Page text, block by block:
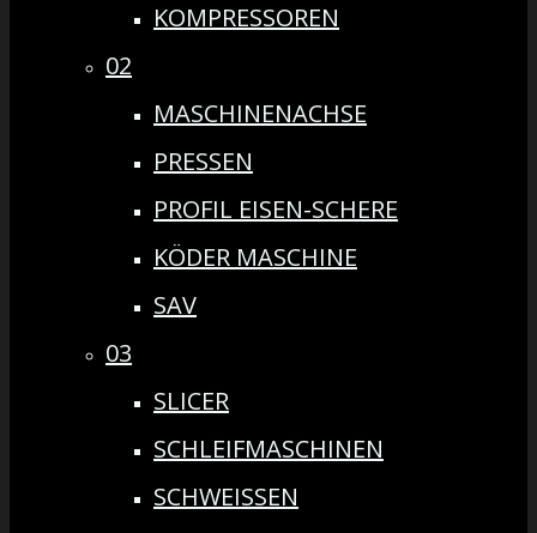
KOMPRESSOREN
02
MASCHINENACHSE
PRESSEN
PROFIL EISEN-SCHERE
KÖDER MASCHINE
SAV
03
SLICER
SCHLEIFMASCHINEN
SCHWEISSEN